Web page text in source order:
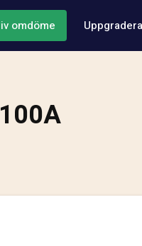
omdöme